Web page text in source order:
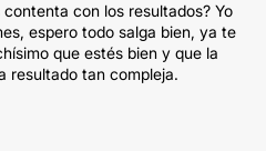
con los resultados? Yo
espero todo salga bien, ya te
que estés bien y que la
resultado tan compleja.